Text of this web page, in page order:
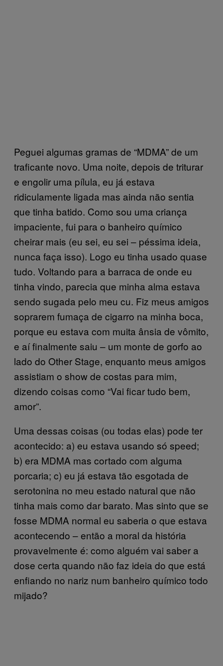
Peguei algumas gramas de “MDMA” de um
traficante novo. Uma noite, depois de triturar
e engolir uma pílula, eu já estava
ridiculamente ligada mas ainda não sentia
que tinha batido. Como sou uma criança
impaciente, fui para o banheiro químico
cheirar mais (eu sei, eu sei – péssima ideia,
nunca faça isso). Logo eu tinha usado quase
tudo. Voltando para a barraca de onde eu
tinha vindo, parecia que minha alma estava
sendo sugada pelo meu cu. Fiz meus amigos
soprarem fumaça de cigarro na minha boca,
porque eu estava com muita ânsia de vômito,
e aí finalmente saiu – um monte de gorfo ao
lado do Other Stage, enquanto meus amigos
assistiam o show de costas para mim,
dizendo coisas como “Vai ficar tudo bem,
amor”.
Uma dessas coisas (ou todas elas) pode ter
acontecido: a) eu estava usando só speed;
b) era MDMA mas cortado com alguma
porcaria; c) eu já estava tão esgotada de
serotonina no meu estado natural que não
tinha mais como dar barato. Mas sinto que se
fosse MDMA normal eu saberia o que estava
acontecendo – então a moral da história
provavelmente é: como alguém vai saber a
dose certa quando não faz ideia do que está
enfiando no nariz num banheiro químico todo
mijado?